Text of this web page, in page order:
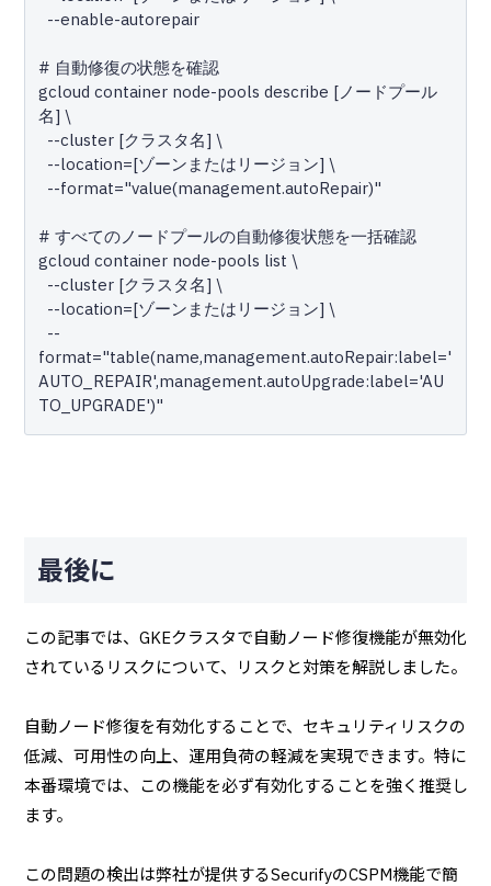
# 自動修復の状態を確認
gcloud container node-pools describe [ノードプール
名] \
# すべてのノードプールの自動修復状態を一括確認
gcloud container node-pools list \
format="table(name,management.autoRepair:label='
AUTO_REPAIR',management.autoUpgrade:label='AU
最後に
この記事では、GKEクラスタで自動ノード修復機能が無効化
されているリスクについて、リスクと対策を解説しました。
自動ノード修復を有効化することで、セキュリティリスクの
低減、可用性の向上、運用負荷の軽減を実現できます。特に
本番環境では、この機能を必ず有効化することを強く推奨し
ます。
この問題の検出は弊社が提供するSecurifyのCSPM機能で簡